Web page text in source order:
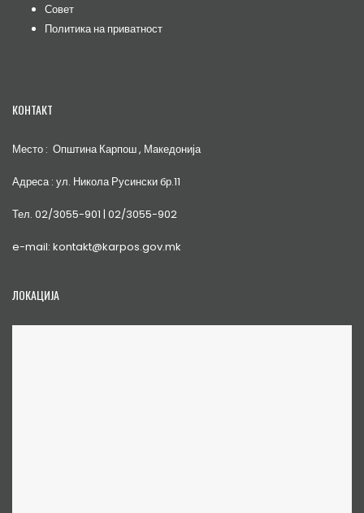
Совет
Политика на приватност
КОНТАКТ
Место : Општина Карпош , Македонија
Адреса : ул. Никола Русински бр.11
Тел. 02/3055-901 | 02/3055-902
e-mail: kontakt@karpos.gov.mk
ЛОКАЦИЈА